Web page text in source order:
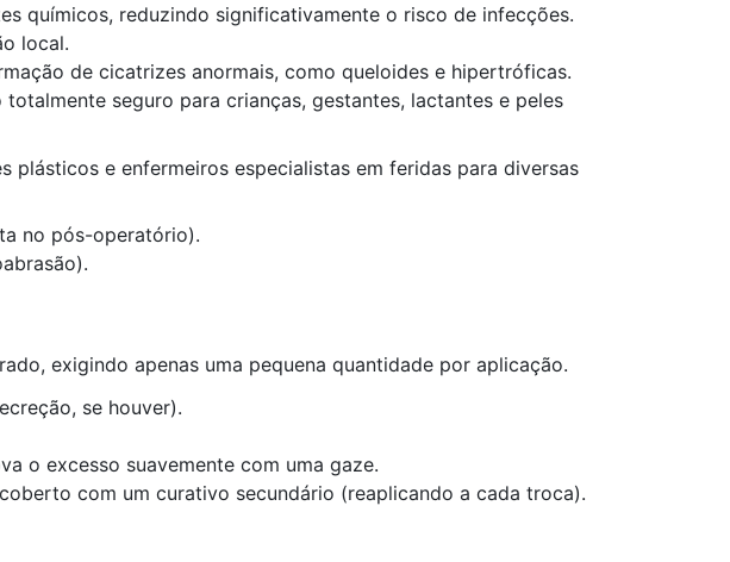
químicos, reduzindo significativamente o risco de infecções.
local.
de cicatrizes anormais, como queloides e hipertróficas.
seguro para crianças, gestantes, lactantes e peles
plásticos e enfermeiros especialistas em feridas para diversas
no pós-operatório).
exigindo apenas uma pequena quantidade por aplicação.
se houver).
o excesso suavemente com uma gaze.
com um curativo secundário (reaplicando a cada troca).